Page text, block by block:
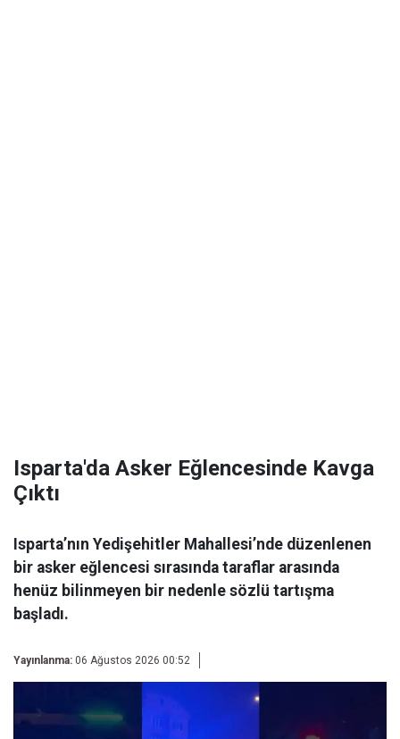
Isparta'da Asker Eğlencesinde Kavga
Çıktı
Isparta’nın Yedişehitler Mahallesi’nde düzenlenen
bir asker eğlencesi sırasında taraflar arasında
henüz bilinmeyen bir nedenle sözlü tartışma
başladı.
Yayınlanma: 06 Ağustos 2026 00:52